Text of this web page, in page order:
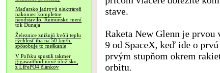
Maďarsko jadrovú elektráreň
nakoniec kompletne
neodstavilo, Rumunsko mení
tok Dunaja
Železnice znižujú kvôli teplu
rýchlosť iba na 50 km/h,
spôsobuje to meškanie
V Poľsku spustili takmer
gigawatthodinové úložisko,
z LiFePO4 článkov
stave.
Raketa New Glenn je prvou
9 od SpaceX, keď ide o
prvým stupňom okrem
orbitu.